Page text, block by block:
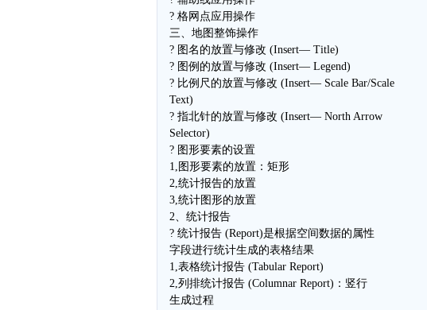
? 格网点应用操作
三、地图整饰操作
? 图名的放置与修改 (Insert— Title)
? 图例的放置与修改 (Insert— Legend)
? 比例尺的放置与修改 (Insert— Scale Bar/Scale
Text)
? 指北针的放置与修改 (Insert— North Arrow
Selector)
? 图形要素的设置
1,图形要素的放置：矩形
2,统计报告的放置
3,统计图形的放置
2、统计报告
? 统计报告 (Report)是根据空间数据的属性
字段进行统计生成的表格结果
1,表格统计报告 (Tabular Report)
2,列排统计报告 (Columnar Report)：竖行
生成过程